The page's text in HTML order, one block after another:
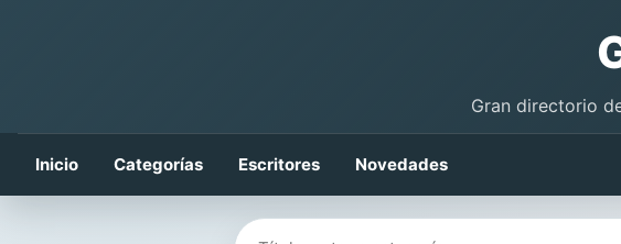
Gran directorio
Inicio Categorías Escritores Novedades
Buscar libros